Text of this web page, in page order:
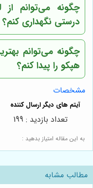
چگونه می‌توانم
درستی نگهداری کنم؟
چگونه می‌توانم
هپکو را پیدا کنم؟
مشخصات
به این مقاله امتیاز بدهید :
تعداد بازدید : 199
مطالب مشابه